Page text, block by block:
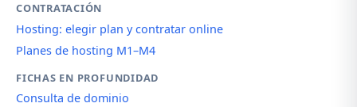
CONTRATACIÓN
Hosting: elegir plan y contratar online
Planes de hosting M1–M4
FICHAS EN PROFUNDIDAD
Consulta de dominio